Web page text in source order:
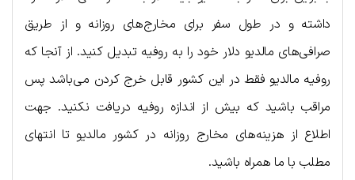
داشته و در طول سفر برای مخارج‌های روزانه و از طریق
صرافی‌های مالدیو دلار خود را به روفیه تبدیل کنید. از آنجا که
روفیه مالدیو فقط در این کشور قابل خرج کردن می‌باشد پس
مراقب باشید که بیش از اندازه روفیه دریافت نکنید. جهت
اطلاع از هزینه‌های مخارج روزانه در کشور مالدیو تا انتهای
مطلب با ما همراه باشید.